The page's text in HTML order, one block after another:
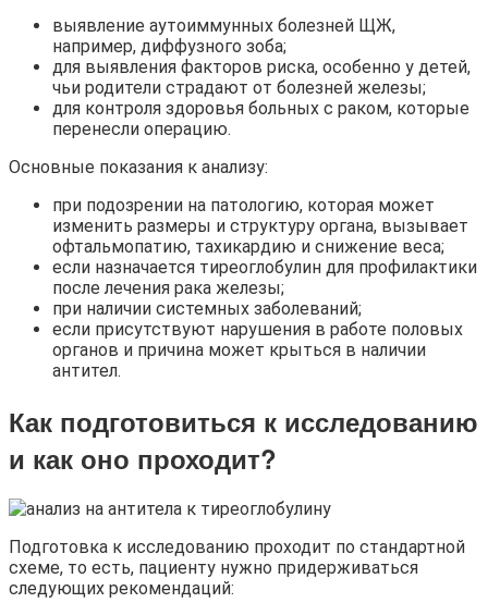
выявление аутоиммунных болезней ЩЖ,
например, диффузного зоба;
для выявления факторов риска, особенно у детей,
чьи родители страдают от болезней железы;
для контроля здоровья больных с раком, которые
перенесли операцию.
Основные показания к анализу:
при подозрении на патологию, которая может
изменить размеры и структуру органа, вызывает
офтальмопатию, тахикардию и снижение веса;
если назначается тиреоглобулин для профилактики
после лечения рака железы;
при наличии системных заболеваний;
если присутствуют нарушения в работе половых
органов и причина может крыться в наличии
антител.
Как подготовиться к исследованию
и как оно проходит?
Подготовка к исследованию проходит по стандартной
схеме, то есть, пациенту нужно придерживаться
следующих рекомендаций: